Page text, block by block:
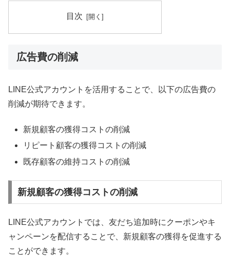
目次
広告費の削減
LINE公式アカウントを活用することで、以下の広告費の
削減が期待できます。
新規顧客の獲得コストの削減
リピート顧客の獲得コストの削減
既存顧客の維持コストの削減
新規顧客の獲得コストの削減
LINE公式アカウントでは、友だち追加時にクーポンやキ
ャンペーンを配信することで、新規顧客の獲得を促進する
ことができます。